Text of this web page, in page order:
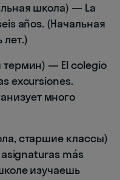
школа) — La
años. (Начальная
лет.)
— El colegio
excursiones.
много
старшие классы)
más
изучаешь